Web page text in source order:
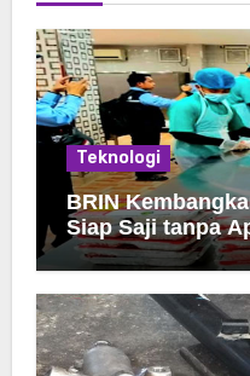
Teknologi
BRIN
Siap Saji tanpa
Jamah Haji